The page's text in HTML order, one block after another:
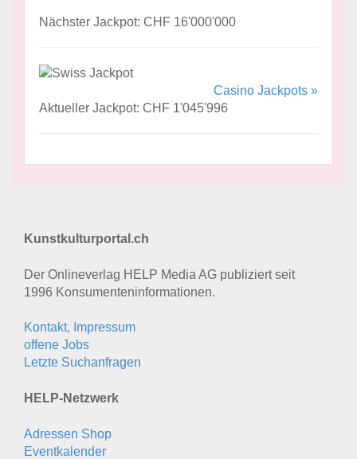
Nächster Jackpot: CHF 16'000'000
Casino Jackpots »
Aktueller Jackpot: CHF 1'045'996
Kunstkulturportal.ch
Der Onlineverlag HELP Media AG publiziert seit
1996 Konsumenten­informationen.
Kontakt, Impressum
offene Jobs
Letzte Suchanfragen
HELP-Netzwerk
Adressen Shop
Eventkalender